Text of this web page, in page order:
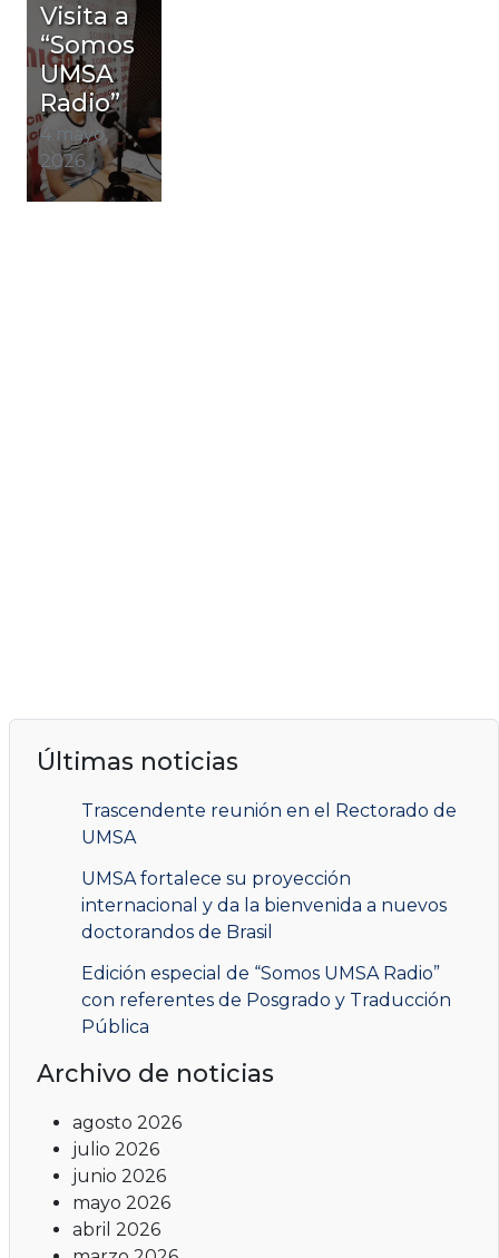
Visita a
“Somos
UMSA
Radio”
4 mayo,
2026
Últimas noticias
Trascendente reunión en el Rectorado de
UMSA
UMSA fortalece su proyección
internacional y da la bienvenida a nuevos
doctorandos de Brasil
Edición especial de “Somos UMSA Radio”
con referentes de Posgrado y Traducción
Pública
Archivo de noticias
agosto 2026
julio 2026
junio 2026
mayo 2026
abril 2026